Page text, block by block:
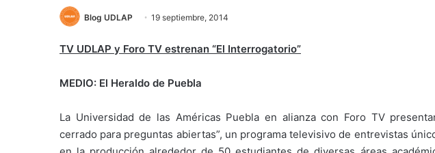
Blog UDLAP 19 septiembre, 2014
TV UDLAP y Foro TV estrenan “El Interrogatorio”
MEDIO: El Heraldo de Puebla
La Universidad de las Américas Puebla en alianza con Foro TV
cerrado para preguntas abiertas”, un programa televisivo de entrevistas